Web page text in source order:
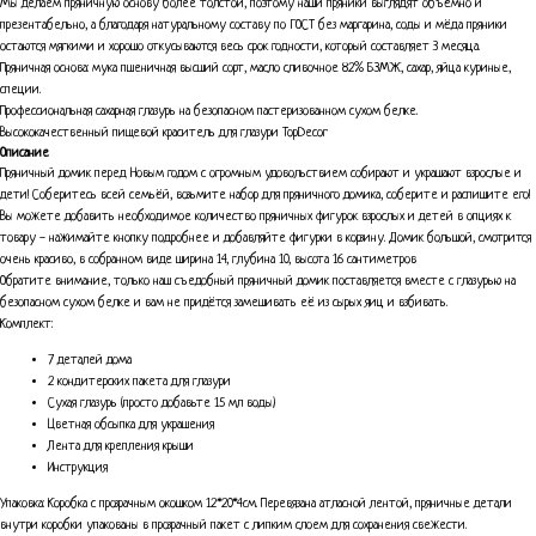
Мы делаем пряничную основу более толстой, поэтому наши пряники выглядят объёмно и
презентабельно, а благодаря натуральному составу по ГОСТ без маргарина, соды и мёда пряники
остаются мягкими и хорошо откусываются весь срок годности, который составляет 3 месяца.
Пряничная основа: мука пшеничная высший сорт, масло сливочное 82% БЗМЖ, сахар, яйца куриные,
специи.
Профессиональная сахарная глазурь на безопасном пастеризованном сухом белке.
Высококачественный пищевой краситель для глазури TopDecor
Описание
Пряничный домик перед Новым годом с огромным удовольствием собирают и украшают взрослые и
дети! Соберитесь всей семьёй, возьмите набор для пряничного домика, соберите и распишите его!
Вы можете добавить необходимое количество пряничных фигурок взрослых и детей в опциях к
товару - нажимайте кнопку подробнее и добавляйте фигурки в корзину. Домик большой, смотрится
очень красиво, в собранном виде ширина 14, глубина 10, высота 16 сантиметров
Обратите внимание, только наш съедобный пряничный домик поставляется вместе с глазурью на
безопасном сухом белке и вам не придётся замешивать её из сырых яиц и взбивать.
Комплект:
7 деталей дома
2 кондитерских пакета для глазури
Сухая глазурь (просто добавьте 15 мл воды)
Цветная обсыпка для украшения
Лента для крепления крыши
Инструкция
Упаковка: Коробка с прозрачным окошком 12*20*4см. Перевязана атласной лентой, пряничные детали
внутри коробки упакованы в прозрачный пакет с липким слоем для сохранения свежести.